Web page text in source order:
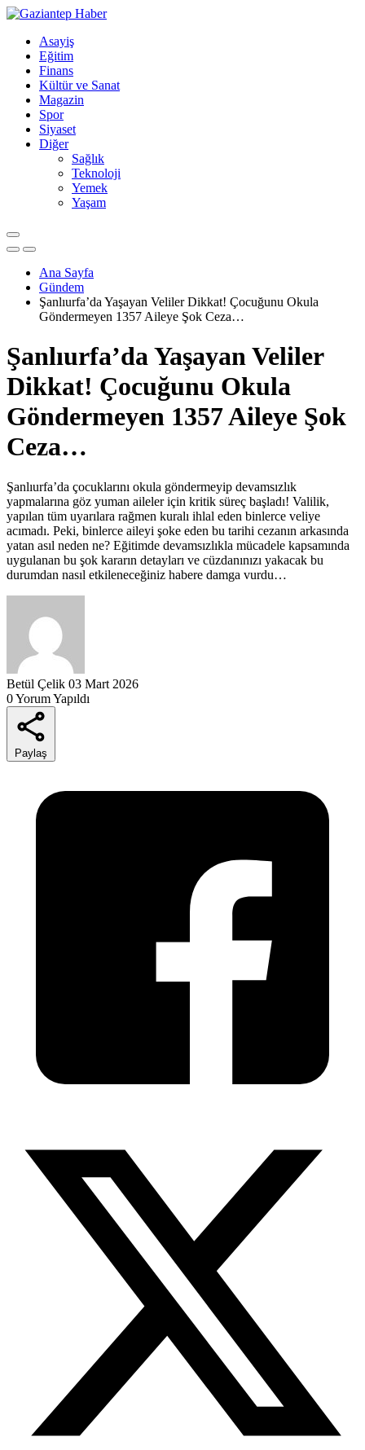
Asayiş
Eğitim
Finans
Kültür ve Sanat
Magazin
Spor
Siyaset
Diğer
Sağlık
Teknoloji
Yemek
Yaşam
Ana Sayfa
Gündem
Şanlıurfa’da Yaşayan Veliler Dikkat! Çocuğunu Okula
Göndermeyen 1357 Aileye Şok Ceza…
Şanlıurfa’da Yaşayan Veliler
Dikkat! Çocuğunu Okula
Göndermeyen 1357 Aileye Şok
Ceza…
Şanlıurfa’da çocuklarını okula göndermeyip devamsızlık
yapmalarına göz yuman aileler için kritik süreç başladı! Valilik,
yapılan tüm uyarılara rağmen kuralı ihlal eden binlerce veliye
acımadı. Peki, binlerce aileyi şoke eden bu tarihi cezanın arkasında
yatan asıl neden ne? Eğitimde devamsızlıkla mücadele kapsamında
uygulanan bu şok kararın detayları ve cüzdanınızı yakacak bu
durumdan nasıl etkileneceğiniz habere damga vurdu…
Betül Çelik 03 Mart 2026
0 Yorum Yapıldı
Paylaş